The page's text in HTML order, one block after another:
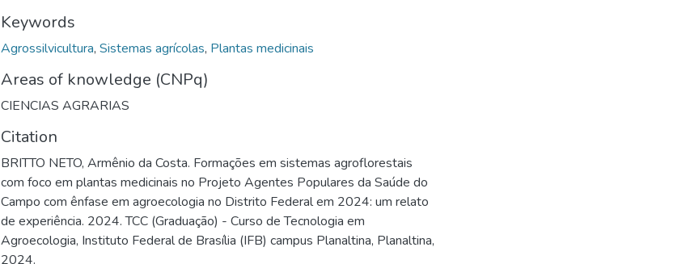
Keywords
Agrossilvicultura, Sistemas agrícolas, Plantas medicinais
Areas of knowledge (CNPq)
CIENCIAS AGRARIAS
Citation
BRITTO NETO, Armênio da Costa. Formações em sistemas agroflorestais
com foco em plantas medicinais no Projeto Agentes Populares da Saúde do
Campo com ênfase em agroecologia no Distrito Federal em 2024: um relato
de experiência. 2024. TCC (Graduação) - Curso de Tecnologia em
Agroecologia, Instituto Federal de Brasília (IFB) campus Planaltina, Planaltina,
2024.